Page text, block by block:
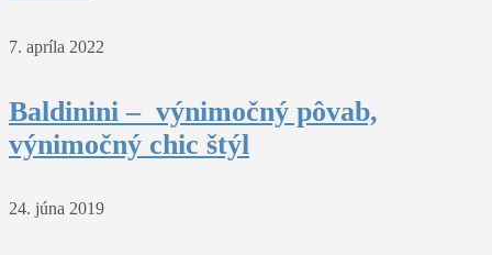
7. apríla 2022
Baldinini – výnimočný pôvab,
výnimočný chic štýl
24. júna 2019